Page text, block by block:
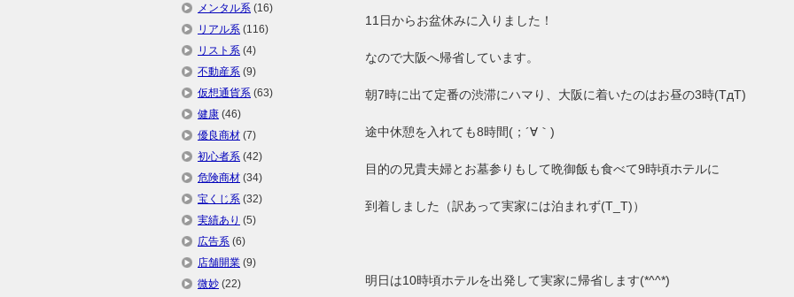
11日からお盆休みに入りました！
なので大阪へ帰省しています。
朝7時に出て定番の渋滞にハマり、大阪に着いたのはお昼の3時(TдT)
途中休憩を入れても8時間(；´∀｀)
目的の兄貴夫婦とお墓参りもして晩御飯も食べて9時頃ホテルに
到着しました（訳あって実家には泊まれず(T_T)）
明日は10時頃ホテルを出発して実家に帰省します(*^^*)
メンタル系 (16)
リアル系 (116)
リスト系 (4)
不動産系 (9)
仮想通貨系 (63)
健康 (46)
優良商材 (7)
初心者系 (42)
危険商材 (34)
宝くじ系 (32)
実績あり (5)
広告系 (6)
店舗開業 (9)
微妙 (22)